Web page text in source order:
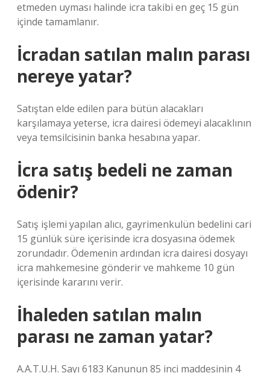
etmeden uyması halinde icra takibi en geç 15 gün
içinde tamamlanır.
İcradan satılan malın parası
nereye yatar?
Satıştan elde edilen para bütün alacakları
karşılamaya yeterse, icra dairesi ödemeyi alacaklının
veya temsilcisinin banka hesabına yapar.
İcra satış bedeli ne zaman
ödenir?
Satış işlemi yapılan alıcı, gayrimenkulün bedelini cari
15 günlük süre içerisinde icra dosyasına ödemek
zorundadır. Ödemenin ardından icra dairesi dosyayı
icra mahkemesine gönderir ve mahkeme 10 gün
içerisinde kararını verir.
İhaleden satılan malın
parası ne zaman yatar?
A.A.T.U.H. Sayı 6183 Kanunun 85 inci maddesinin 4